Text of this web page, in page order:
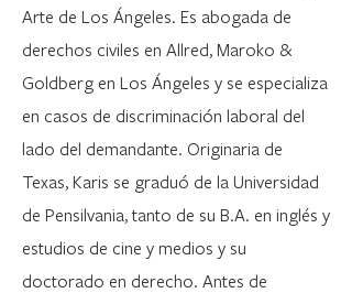
Arte de Los Ángeles. Es abogada de
derechos civiles en Allred, Maroko &
Goldberg en Los Ángeles y se especializa
en casos de discriminación laboral del
lado del demandante. Originaria de
Texas, Karis se graduó de la Universidad
de Pensilvania, tanto de su B.A. en inglés y
estudios de cine y medios y su
doctorado en derecho. Antes de